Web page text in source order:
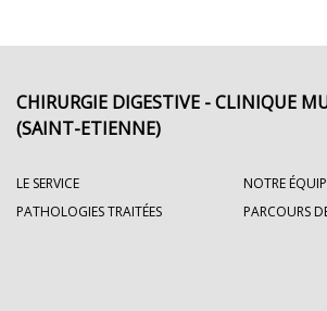
CHIRURGIE DIGESTIVE - CLINIQUE
(SAINT-ETIENNE)
LE SERVICE
NOTRE
PATHOLOGIES TRAITÉES
PARCOURS